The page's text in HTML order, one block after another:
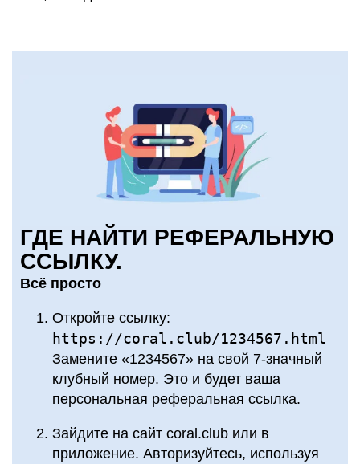
ГДЕ НАЙТИ РЕФЕРАЛЬНУЮ
ССЫЛКУ.
Всё просто
Откройте ссылку:
https://coral.club/1234567.html
Замените «1234567» на свой 7-значный
клубный номер. Это и будет ваша
персональная реферальная ссылка.
Зайдите на сайт coral.club или в
приложение. Авторизуйтесь, используя